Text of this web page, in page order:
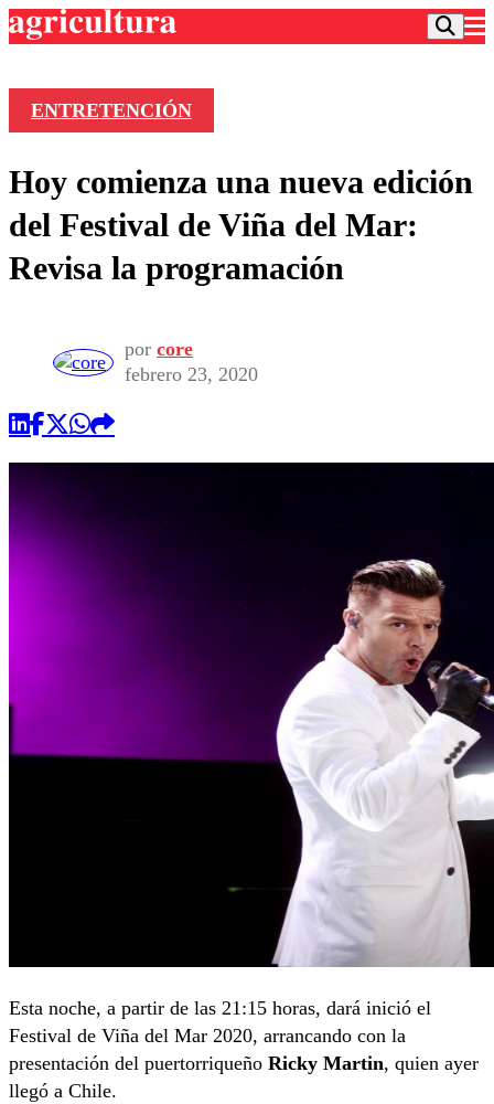
Frecuencias
Agricultura TV
Deportes
Colo Colo
Seleccion Chilena
Entretención
Economía
Publicaciones en medios
Opinión
ENTRETENCIÓN
Hoy comienza una nueva edición
del Festival de Viña del Mar:
Revisa la programación
por core
febrero 23, 2020
Esta noche, a partir de las 21:15 horas, dará inició el
Festival de Viña del Mar 2020, arrancando con la
presentación del puertorriqueño Ricky Martin, quien ayer
llegó a Chile.